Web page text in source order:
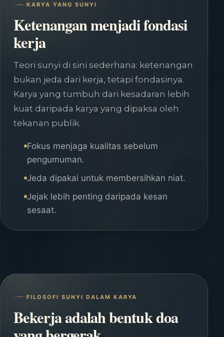
KARYA YANG SUNYI
Ketenangan menjadi fondasi
kerja
Teori sunyi di sini sederhana: ketenangan
bukan jeda dari kerja, tetapi fondasinya.
Karya yang tumbuh dari kesadaran lebih
kuat daripada karya yang dipaksa oleh
tekanan publik.
Fokus menjaga kualitas sebelum
pengumuman.
Jeda dipakai untuk membersihkan niat.
Jejak lebih penting daripada kesan
sesaat.
FILOSOFI SUNYI DALAM KARYA
Bekerja adalah bentuk doa